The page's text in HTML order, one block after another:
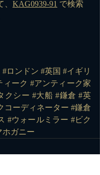
KAG0939-91 で検索
#ロンドン #英国 #イギリ
ィーク #アンティーク家
クシー #大船 #鎌倉 #英
コーディネーター #鎌倉
#ウォールミラー #ビク
ホガニー